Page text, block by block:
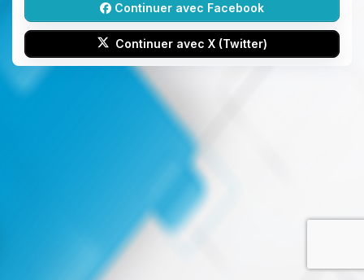
Continuer avec Facebook
Continuer avec X (Twitter)